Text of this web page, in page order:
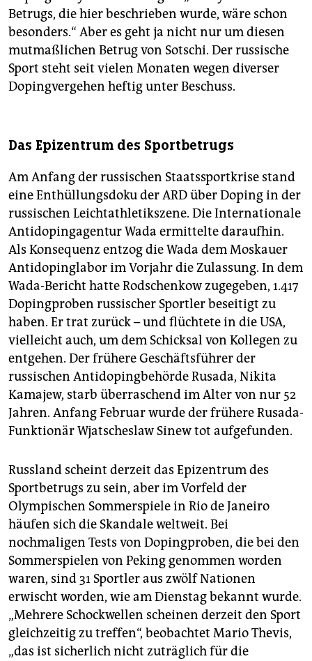
Betrugs, die hier beschrieben wurde, wäre schon
besonders.“ Aber es geht ja nicht nur um diesen
mutmaßlichen Betrug von Sotschi. Der russische
Sport steht seit vielen Monaten wegen diverser
Dopingvergehen heftig unter Beschuss.
Das Epizentrum des Sportbetrugs
Am Anfang der russischen Staatssportkrise stand
eine Enthüllungsdoku der ARD über Doping in der
russischen Leichtathletikszene. Die Internationale
Antidopingagentur Wada ermittelte daraufhin.
Als Konsequenz entzog die Wada dem Moskauer
Antidopinglabor im Vorjahr die Zulassung. In dem
Wada-Bericht hatte Rodschenkow zugegeben, 1.417
Dopingproben russischer Sportler beseitigt zu
haben. Er trat zurück – und flüchtete in die USA,
vielleicht auch, um dem Schicksal von Kollegen zu
entgehen. Der frühere Geschäftsführer der
russischen Antidopingbehörde Rusada, Nikita
Kamajew, starb überraschend im Alter von nur 52
Jahren. Anfang Februar wurde der frühere Rusada-
Funktionär Wjatscheslaw Sinew tot aufgefunden.
Russland scheint derzeit das Epizentrum des
Sportbetrugs zu sein, aber im Vorfeld der
Olympischen Sommerspiele in Rio de Janeiro
häufen sich die Skandale weltweit. Bei
nochmaligen Tests von Dopingproben, die bei den
Sommerspielen von Peking genommen worden
waren, sind 31 Sportler aus zwölf Nationen
erwischt worden, wie am Dienstag bekannt wurde.
„Mehrere Schockwellen scheinen derzeit den Sport
gleichzeitig zu treffen“, beobachtet Mario Thevis,
„das ist sicherlich nicht zuträglich für die